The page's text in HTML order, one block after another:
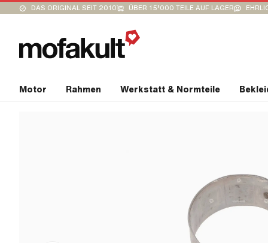
DAS ORIGINAL SEIT 2010 ÜBER 15’000 TEILE AUF LAGER
Motor Rahmen Werkstatt & Normteile